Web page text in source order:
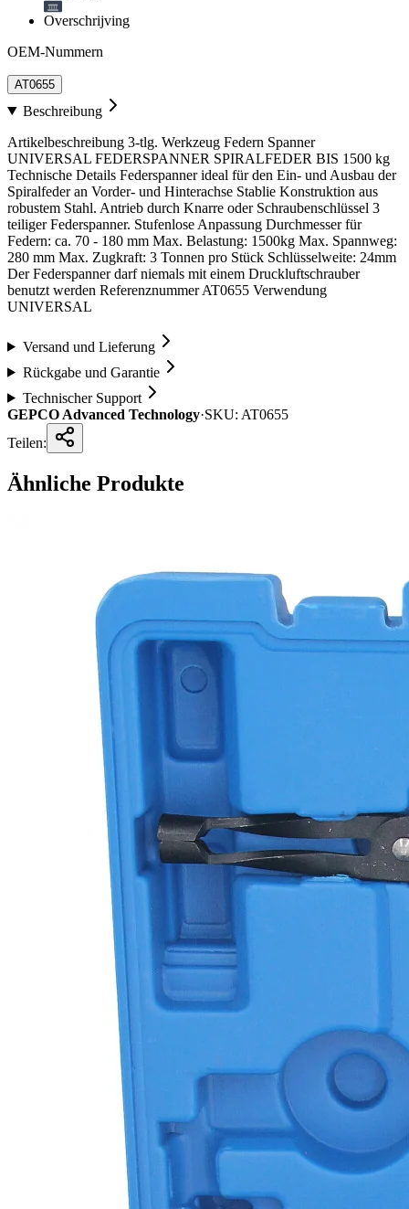
Overschrijving
OEM-Nummern
AT0655
Beschreibung
Artikelbeschreibung 3-tlg. Werkzeug Federn Spanner
UNIVERSAL FEDERSPANNER SPIRALFEDER BIS 1500 kg
Technische Details Federspanner ideal für den Ein- und Ausbau der
Spiralfeder an Vorder- und Hinterachse Stablie Konstruktion aus
robustem Stahl. Antrieb durch Knarre oder Schraubenschlüssel 3
teiliger Federspanner. Stufenlose Anpassung Durchmesser für
Federn: ca. 70 - 180 mm Max. Belastung: 1500kg Max. Spannweg:
280 mm Max. Zugkraft: 3 Tonnen pro Stück Schlüsselweite: 24mm
Der Federspanner darf niemals mit einem Druckluftschrauber
benutzt werden Referenznummer AT0655 Verwendung
UNIVERSAL
Versand und Lieferung
Rückgabe und Garantie
Technischer Support
GEPCO Advanced Technology·SKU: AT0655
Teilen:
Ähnliche Produkte